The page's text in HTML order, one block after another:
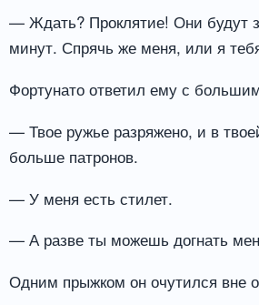
— Ждать? Проклятие! Они будут
минут. Спрячь же меня, или я
Фортунато ответил ему с
— Твое ружье разряжено, и в
больше патронов.
— У меня есть стилет.
— А разве ты можешь догнать
Одним прыжком он очутился вне